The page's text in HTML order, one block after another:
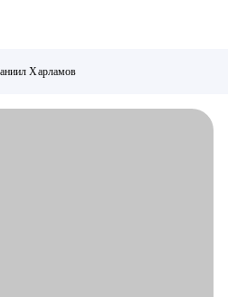
Харламов